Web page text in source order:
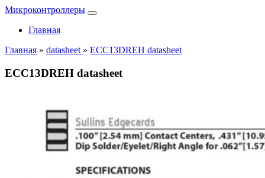
Микроконтроллеры
Главная
Главная » datasheet » ECC13DREH datasheet
ECC13DREH datasheet